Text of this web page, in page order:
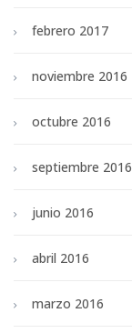
febrero 2017
noviembre 2016
octubre 2016
septiembre 2016
junio 2016
abril 2016
marzo 2016